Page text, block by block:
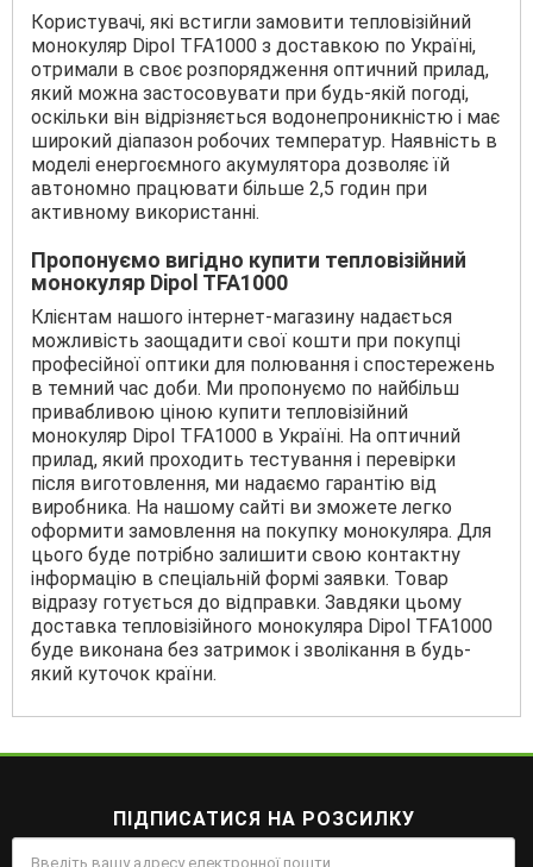
Користувачі, які встигли замовити тепловізійний
монокуляр Dipol TFA1000 з доставкою по Україні,
отримали в своє розпорядження оптичний прилад,
який можна застосовувати при будь-якій погоді,
оскільки він відрізняється водонепроникністю і має
широкий діапазон робочих температур. Наявність в
моделі енергоємного акумулятора дозволяє їй
автономно працювати більше 2,5 годин при
активному використанні.
Пропонуємо вигідно купити тепловізійний
монокуляр Dipol TFA1000
Клієнтам нашого інтернет-магазину надається
можливість заощадити свої кошти при покупці
професійної оптики для полювання і спостережень
в темний час доби. Ми пропонуємо по найбільш
привабливою ціною купити тепловізійний
монокуляр Dipol TFA1000 в Україні. На оптичний
прилад, який проходить тестування і перевірки
після виготовлення, ми надаємо гарантію від
виробника. На нашому сайті ви зможете легко
оформити замовлення на покупку монокуляра. Для
цього буде потрібно залишити свою контактну
інформацію в спеціальній формі заявки. Товар
відразу готується до відправки. Завдяки цьому
доставка тепловізійного монокуляра Dipol TFA1000
буде виконана без затримок і зволікання в будь-
який куточок країни.
ПІДПИСАТИСЯ НА РОЗСИЛКУ